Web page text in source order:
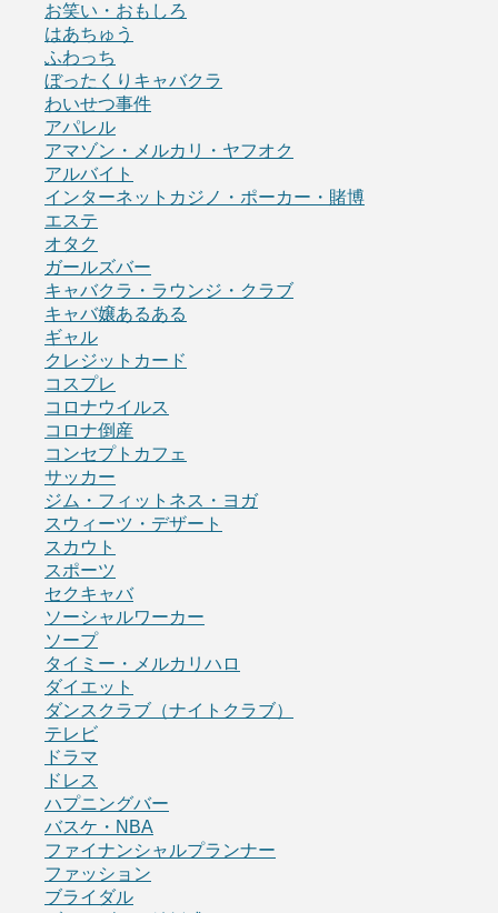
お笑い・おもしろ
はあちゅう
ふわっち
ぼったくりキャバクラ
わいせつ事件
アパレル
アマゾン・メルカリ・ヤフオク
アルバイト
インターネットカジノ・ポーカー・賭博
エステ
オタク
ガールズバー
キャバクラ・ラウンジ・クラブ
キャバ嬢あるある
ギャル
クレジットカード
コスプレ
コロナウイルス
コロナ倒産
コンセプトカフェ
サッカー
ジム・フィットネス・ヨガ
スウィーツ・デザート
スカウト
スポーツ
セクキャバ
ソーシャルワーカー
ソープ
タイミー・メルカリハロ
ダイエット
ダンスクラブ（ナイトクラブ）
テレビ
ドラマ
ドレス
ハプニングバー
バスケ・NBA
ファイナンシャルプランナー
ファッション
ブライダル